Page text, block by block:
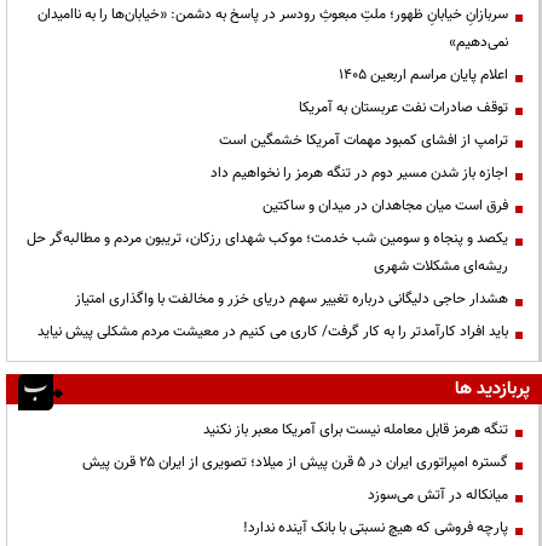
سربازانِ خیابانِ ظهور؛ ملتِ مبعوثِ رودسر در پاسخ به دشمن: «خیابان‌ها را به ناامیدان
نمی‌دهیم»
اعلام پایان مراسم اربعین ۱۴۰۵
توقف صادرات نفت عربستان به آمریکا
ترامپ از افشای کمبود مهمات آمریکا خشمگین است
اجازه باز شدن مسیر دوم در تنگه هرمز را نخواهیم داد
فرق است میان مجاهدان در میدان و ساکتین
یکصد و پنجاه و سومین شب خدمت؛ موکب شهدای رزکان، تریبون مردم و مطالبه‌گر حل
ریشه‌ای مشکلات شهری
هشدار حاجی دلیگانی درباره تغییر سهم دریای خزر و مخالفت با واگذاری امتیاز
باید افراد کارآمدتر را به کار گرفت/ کاری می کنیم در معیشت مردم مشکلی پیش نیاید
پربازدید ها
تنگه هرمز قابل معامله نیست برای آمریکا معبر باز نکنید
گستره امپراتوری ایران در ۵ قرن پیش از میلاد؛ تصویری از ایران ۲۵ قرن پیش
میانکاله در آتش می‌سوزد
پارچه فروشی که هیچ نسبتی با بانک آینده ندارد!